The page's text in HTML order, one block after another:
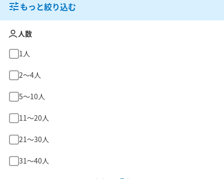
もっと絞り込む
人数
1人
2〜4人
5〜10人
11〜20人
21〜30人
31〜40人